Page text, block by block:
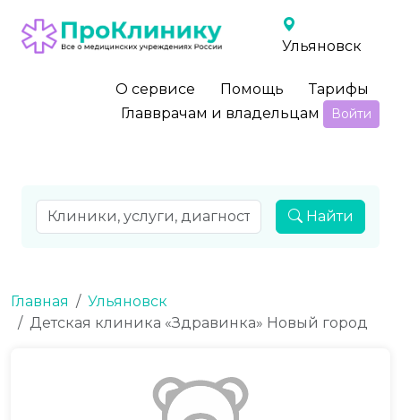
Ульяновск
О сервисе Помощь
Тарифы
Главврачам и владельцам
Войти
Найти
Главная
Ульяновск
Детская клиника «Здравинка» Новый город